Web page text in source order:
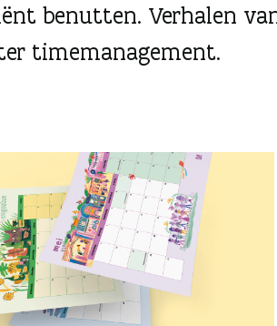
benutten. Verhalen
timemanagement.